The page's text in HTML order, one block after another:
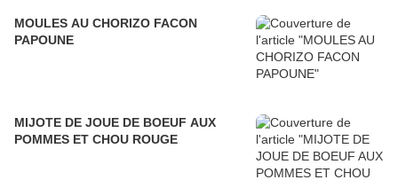
MOULES AU CHORIZO FACON
PAPOUNE
MIJOTE DE JOUE DE BOEUF AUX
POMMES ET CHOU ROUGE